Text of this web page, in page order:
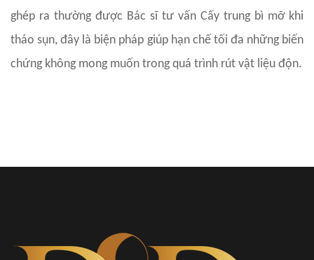
ghép ra thường được Bác sĩ tư vấn Cấy trung bì mỡ khi
tháo sụn, đây là biện pháp giúp hạn chế tối đa những biến
chứng không mong muốn trong quá trình rút vật liệu độn.